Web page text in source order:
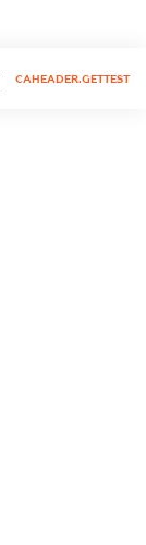
CAHEADER.GETTEST